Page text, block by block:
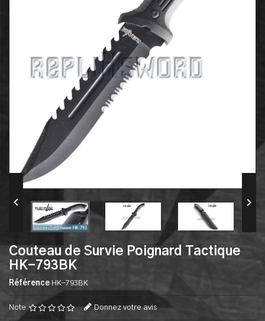
 
Couteau de Survie Poignard Tactique
HK-793BK
Référence HK-793BK
Note Donnez votre avis